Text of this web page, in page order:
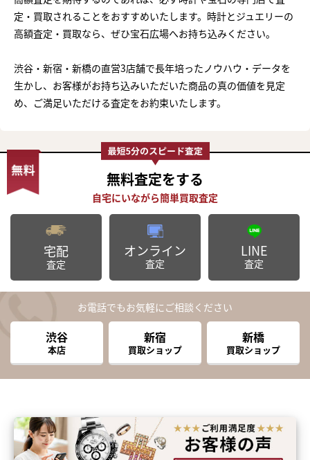
定・買取されることをおすすめいたします。時計とジュエリーの
高額査定・買取なら、ぜひ宝石広場へお持ち込みください。
渋谷・新宿・新橋の直営3店舗で長年培ったノウハウ・データを
生かし、お客様がお持ち込みいただいた商品の真の価値を見定
め、ご満足いただける査定をお約束いたします。
無料査定をする
宅配
査定
オンライン
査定
LINE
査定
お電話でもお気軽にご相談ください
渋谷
本店
新宿
買取ショップ
新橋
買取ショップ